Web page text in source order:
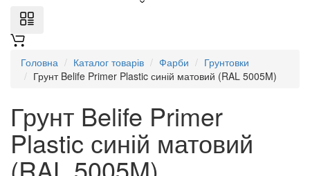
Головна Каталог товарів Фарби
Грунтовки
Грунт Belife Primer Plastic синій матовий (RAL 5005M)
Грунт Belife Primer
Plastic синій матовий